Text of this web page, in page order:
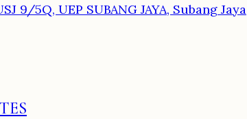
9/5Q, UEP SUBANG JAYA, Subang Jaya